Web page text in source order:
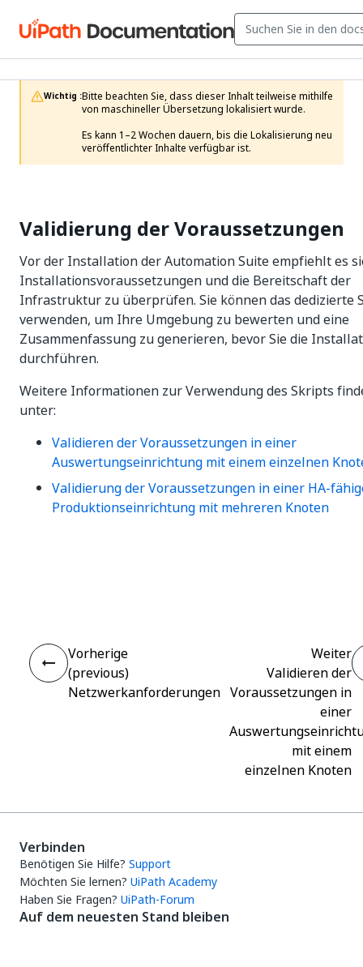
Wichtig :Bitte beachten Sie, dass dieser Inhalt teilweise mithilfe
von maschineller Übersetzung lokalisiert wurde.
Es kann 1–2 Wochen dauern, bis die Lokalisierung neu
veröffentlichter Inhalte verfügbar ist.
Validierung der Voraussetzungen
Vor der Installation der Automation Suite empfiehlt es
Installationsvoraussetzungen und die Bereitschaft der
Infrastruktur zu überprüfen. Sie können das dedizierte
verwenden, um Ihre Umgebung zu bewerten und eine
Zusammenfassung zu generieren, bevor Sie die
durchführen.
Weitere Informationen zur Verwendung des Skripts
unter:
Validieren der Voraussetzungen in einer
Auswertungseinrichtung mit einem einzelnen
Validierung der Voraussetzungen in einer HA-
Produktionseinrichtung mit mehreren Knoten
Vorherige
(previous)
Netzwerkanforderungen
Weiter
Validieren der
Voraussetzungen in
einer
mit einem
einzelnen Knoten
Verbinden
Benötigen Sie Hilfe? Support
Möchten Sie lernen? UiPath Academy
Haben Sie Fragen? UiPath-Forum
Auf dem neuesten Stand bleiben